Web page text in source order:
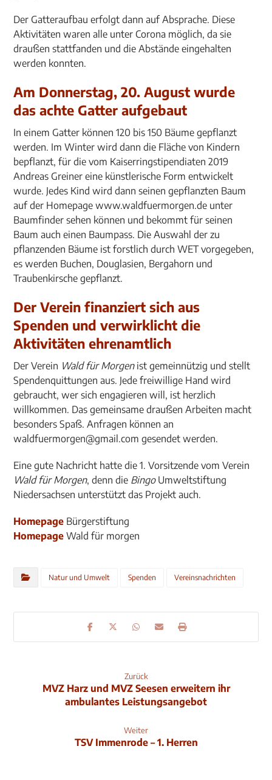
Der Gatteraufbau erfolgt dann auf Absprache. Diese
Aktivitäten waren alle unter Corona möglich, da sie
draußen stattfanden und die Abstände eingehalten
werden konnten.
Am Donnerstag, 20. August wurde
das achte Gatter aufgebaut
In einem Gatter können 120 bis 150 Bäume gepflanzt
werden. Im Winter wird dann die Fläche von Kindern
bepflanzt, für die vom Kaiserringstipendiaten 2019
Andreas Greiner eine künstlerische Form entwickelt
wurde. Jedes Kind wird dann seinen gepflanzten Baum
auf der Homepage www.waldfuermorgen.de unter
Baumfinder sehen können und bekommt für seinen
Baum auch einen Baumpass. Die Auswahl der zu
pflanzenden Bäume ist forstlich durch WET vorgegeben,
es werden Buchen, Douglasien, Bergahorn und
Traubenkirsche gepflanzt.
Der Verein finanziert sich aus
Spenden und verwirklicht die
Aktivitäten ehrenamtlich
Der Verein Wald für Morgenist gemeinnützig und stellt
Spendenquittungen aus. Jede freiwillige Hand wird
gebraucht, wer sich engagieren will, ist herzlich
willkommen. Das gemeinsame draußen Arbeiten macht
besonders Spaß. Anfragen können an
waldfuermorgen@gmail.com gesendet werden.
Eine gute Nachricht hatte die 1. Vorsitzende vom Verein
Wald für Morgen, denn die BingoUmweltstiftung
Niedersachsen unterstützt das Projekt auch.
Homepage Bürgerstiftung
Homepage Wald für morgen
Natur und Umwelt Spenden Vereinsnachrichten
Zurück
MVZ Harz und MVZ Seesen erweitern ihr
ambulantes Leistungsangebot
Weiter
TSV Immenrode – 1. Herren